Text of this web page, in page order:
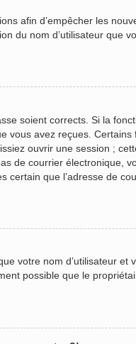
afin d’empêcher les
du nom d’utilisateur que
soient corrects. Si la
vous avez reçues.
ouvrir une session ;
de courrier électronique,
que l’adresse de
votre nom d’utilisateur
possible que le